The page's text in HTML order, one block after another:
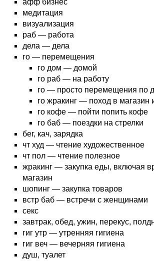
афф бизнес
медитация
визуализация
раб — работа
дела — дела
го — перемещения
го дом — домой
го раб — на работу
го — просто перемещения по
го жракинг — поход в магазин
го кофе — пойти попить кофе
го баб — поездки на стрелки
бег, кач, зарядка
чт худ — чтение художественное
чт пол — чтение полезное
жракинг — закупка еды, включая
магазин
шопинг — закупка товаров
встр баб — встречи с женщинами
секс
завтрак, обед, ужин, перекус,
гиг утр — утренняя гигиена
гиг веч — вечерняя гигиена
душ, туалет